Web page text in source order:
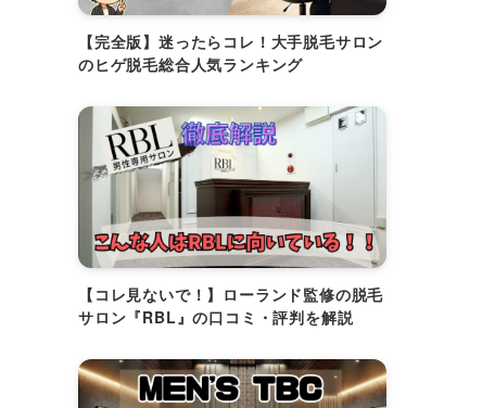
【完全版】迷ったらコレ！大手脱毛サロン
のヒゲ脱毛総合人気ランキング
【コレ見ないで！】ローランド監修の脱毛
サロン『RBL』の口コミ・評判を解説